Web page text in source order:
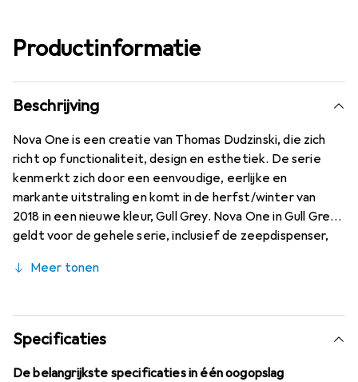
Productinformatie
Beschrijving
Nova One is een creatie van Thomas Dudzinski, die zich
richt op functionaliteit, design en esthetiek. De serie
kenmerkt zich door een eenvoudige, eerlijke en
markante uitstraling en komt in de herfst/winter van
2018 in een nieuwe kleur, Gull Grey. Nova One in Gull Grey
geldt voor de gehele serie, inclusief de zeepdispenser,
Meer tonen
Specificaties
De belangrijkste specificaties in één oogopslag